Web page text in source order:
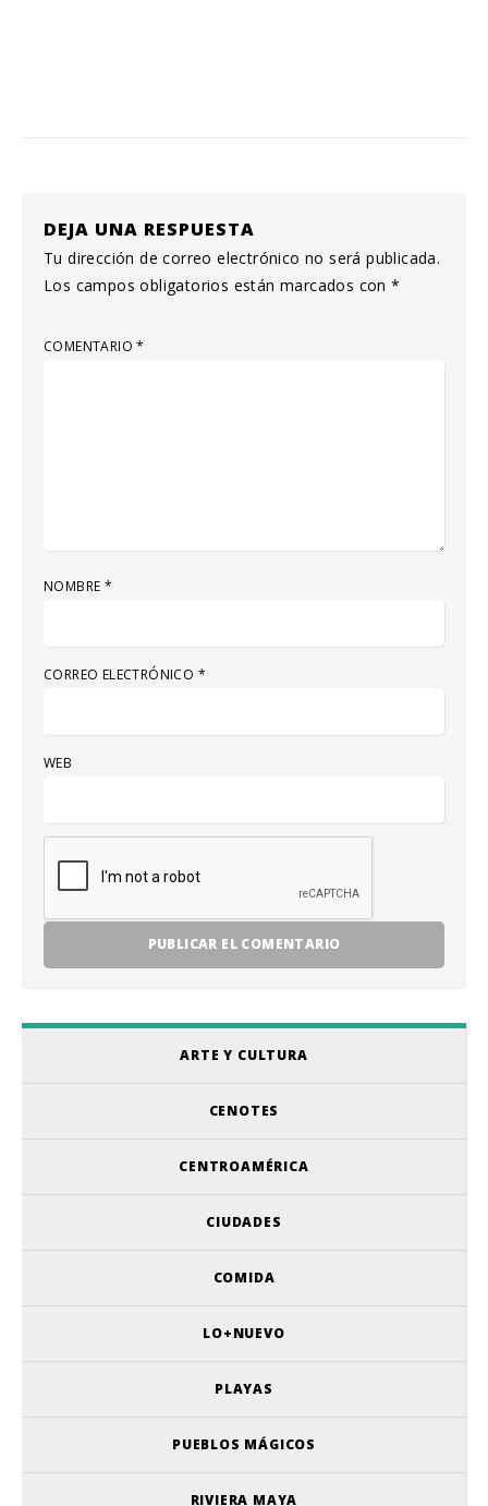
DEJA UNA RESPUESTA
Tu dirección de correo electrónico no será publicada.
Los campos obligatorios están marcados con*
COMENTARIO*
NOMBRE *
CORREO ELECTRÓNICO *
WEB
ARTE Y CULTURA
CENOTES
CENTROAMÉRICA
CIUDADES
COMIDA
LO+NUEVO
PLAYAS
PUEBLOS MÁGICOS
RIVIERA MAYA